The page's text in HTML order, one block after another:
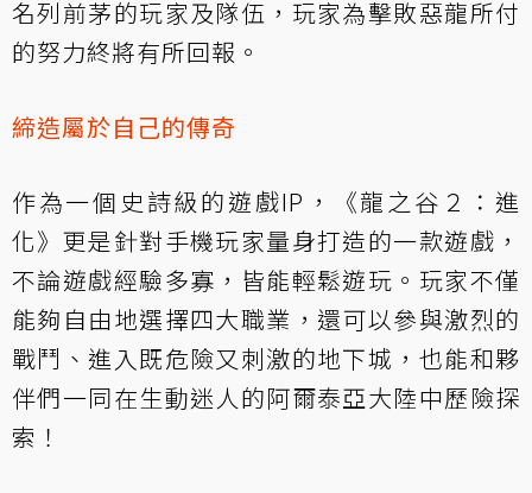
名列前茅的玩家及隊伍，玩家為擊敗惡龍所付
的努力終將有所回報。
締造屬於自己的傳奇
作為一個史詩級的遊戲IP，《龍之谷２：進
化》更是針對手機玩家量身打造的一款遊戲，
不論遊戲經驗多寡，皆能輕鬆遊玩。玩家不僅
能夠自由地選擇四大職業，還可以參與激烈的
戰鬥、進入既危險又刺激的地下城，也能和夥
伴們一同在生動迷人的阿爾泰亞大陸中歷險探
索！